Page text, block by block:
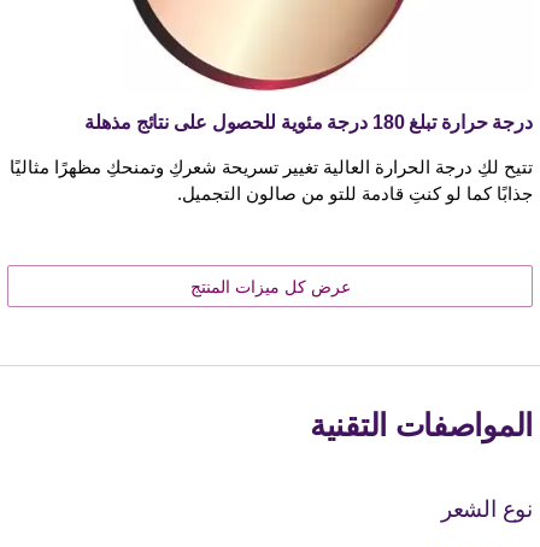
درجة حرارة تبلغ 180 درجة مئوية للحصول على نتائج مذهلة
تتيح لكِ درجة الحرارة العالية تغيير تسريحة شعركِ وتمنحكِ مظهرًا مثاليًا
جذابًا كما لو كنتِ قادمة للتو من صالون التجميل.
عرض كل ميزات المنتج
المواصفات التقنية
نوع الشعر